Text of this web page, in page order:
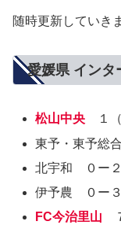
随時更新していき
愛媛県 インタ
松山中央 １
東予・東予
北宇和 ０
伊予農 ０
FC今治里山